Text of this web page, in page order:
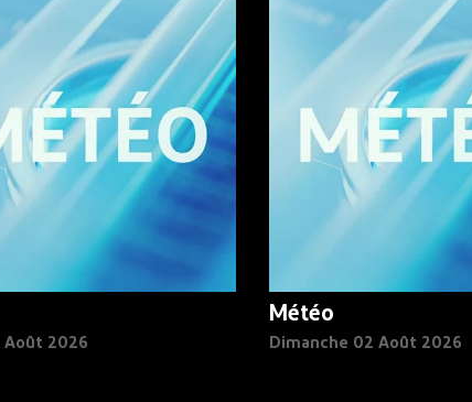
Août 2026
Météo
Dimanche 02 Août 2026